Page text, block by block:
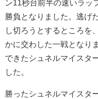
ン11秒台前半の速いラッ
勝負となりました。逃げ
し切ろうとするところを
かに交わした一戦となり
できたシュネルマイスタ
した。
勝ったシュネルマイスタ